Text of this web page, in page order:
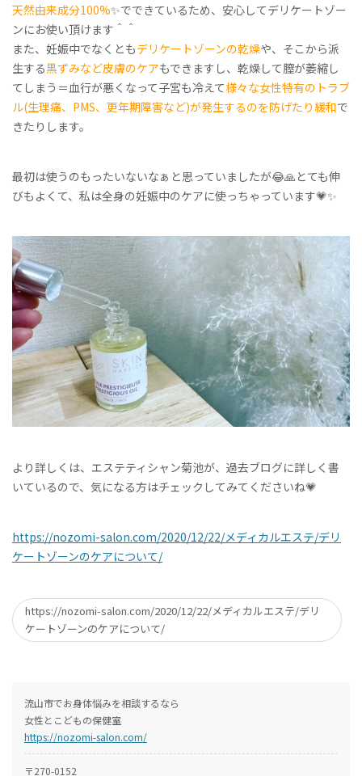
天然由来成分100%✨でできているため、安心してデリケートゾー
ンにお使い頂けます＾＾
また、妊娠中でなくともデリケートゾーンの乾燥や、そこから派
生する黒ずみなど皮膚のケアもできますし、乾燥して膣が萎縮し
てしまう＝血行が悪くなって子宮も冷えて様々な女性特有のトラブ
ル(生理痛、 PMS、更年期障害など)が発生するのを防げたり緩和で
きたりします。
最初は使うのもったいないなぁと思っていましたが😂🙏 とても伸
びもよくて、私は全身の妊娠中のケアに使っちゃっています💗✨
より詳しくは、エステティシャン菊池が、過去ブログに詳しく書
いているので、気になる方はチェックしてみてくださいね💗
https://nozomi-salon.com/2020/12/22/メディカルエステ/デリ
ケートゾーンのケアについて/
https://nozomi-salon.com/2020/12/22/メディカルエステ/デリ
ケートゾーンのケアについて/
流山市でお身体悩みを相談するなら
女性とこどもの保健室
https://nozomi-salon.com/
〒270-0152